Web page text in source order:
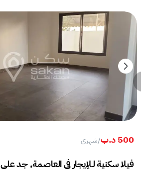
500 د.ب /شهري
فيلا سكنية لـلإيجار في العاصمة, جد علي